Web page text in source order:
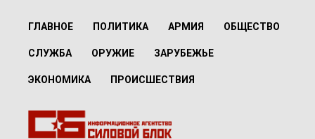
ГЛАВНОЕ ПОЛИТИКА АРМИЯ ОБЩЕСТВО
СЛУЖБА ОРУЖИЕ ЗАРУБЕЖЬЕ
ЭКОНОМИКА ПРОИСШЕСТВИЯ